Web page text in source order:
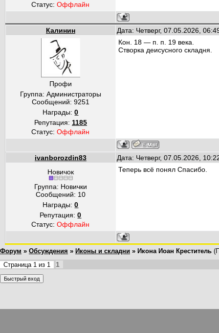
Статус:Оффлайн
Калинин Дата: Четверг, 07.05.2026,
Профи
Группа: Администраторы
Сообщений: 9251
Награды:0
Репутация: 1185
Статус:Оффлайн
Кон. 18 — п. п. 19 века.
Створка деисусного складня.
ivanborozdin83
Дата: Четверг, 07.05.2026,
Новичок
Группа: Новички
Сообщений: 10
Награды:0
Репутация:0
Статус:Оффлайн
Теперь всё понял Спасибо.
Форум » Обсуждения » Иконы и складни » Икона Иоан Креститель
Страница 1 из 1 1